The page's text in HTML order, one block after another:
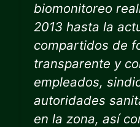
biomonitoreo
2013 hasta la
compartidos de
transparente y
empleados,
autoridades
en la zona, así